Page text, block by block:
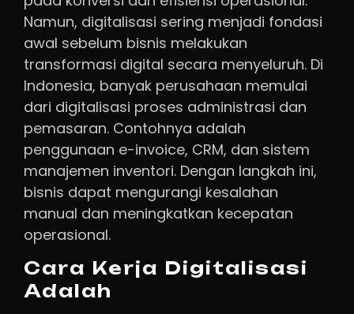
Namun, digitalisasi sering menjadi fondasi
awal sebelum bisnis melakukan
transformasi digital secara menyeluruh. Di
Indonesia, banyak perusahaan memulai
dari digitalisasi proses administrasi dan
pemasaran. Contohnya adalah
penggunaan e-invoice, CRM, dan sistem
manajemen inventori. Dengan langkah ini,
bisnis dapat mengurangi kesalahan
manual dan meningkatkan kecepatan
operasional.
Cara Kerja Digitalisasi
Adalah